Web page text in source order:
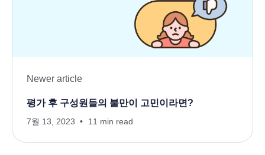
Newer article
평가 후 구성원들의 불만이 고민이라면?
7월 13, 2023 11 min read